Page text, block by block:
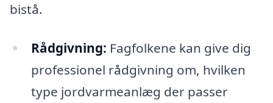
bistå.
Rådgivning: Fagfolkene kan give dig
professionel rådgivning om, hvilken
type jordvarmeanlæg der passer